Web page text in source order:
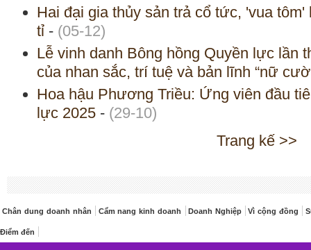
Hai đại gia thủy sản trả cổ tức, 'vua
tỉ - (05-12)
Lễ vinh danh Bông hồng Quyền lực lần
của nhan sắc, trí tuệ và bản lĩnh “nữ
Hoa hậu Phương Triều: Ứng viên đầu
lực 2025 - (29-10)
Trang kế >>
Chân dung doanh nhân Cẩm nang kinh doanh Doanh Nghiệp Vì cộng đồng
Điểm đến